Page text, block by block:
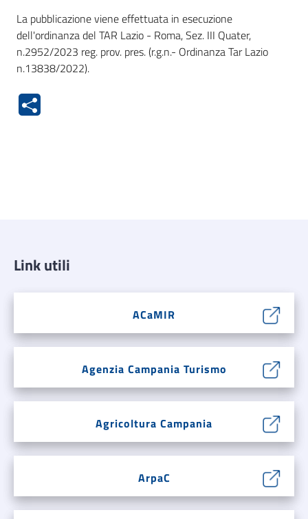
La pubblicazione viene effettuata in esecuzione
dell'ordinanza del TAR Lazio - Roma, Sez. III Quater,
n.2952/2023 reg. prov. pres. (r.g.n.- Ordinanza Tar Lazio
n.13838/2022).
Link utili
ACaMIR
Agenzia Campania Turismo
Agricoltura Campania
ArpaC